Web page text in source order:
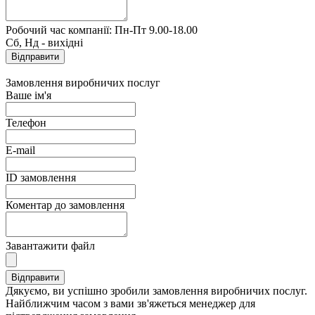
Робочий час компанії: Пн-Пт 9.00-18.00
Сб, Нд - вихідні
Замовлення виробничих послуг
Ваше ім'я
Телефон
E-mail
ID замовлення
Коментар до замовлення
Завантажити файл
Дякуємо, ви успішно зробили замовлення виробничих послуг.
Найближчим часом з вами зв'яжеться менеджер для